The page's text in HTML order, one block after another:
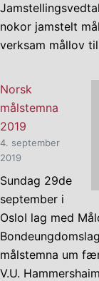
nokor jamstelt
verksam mållov
Norsk
målstemna
2019
4. september
2019
Sundag 29de
september i
OsloI lag med
målstemna um
V.U.